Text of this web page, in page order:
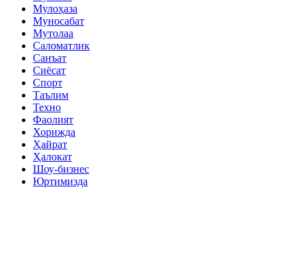
Мулоҳаза
Муносабат
Мутолаа
Саломатлик
Санъат
Сиёсат
Спорт
Таълим
Техно
Фаолият
Хорижда
Ҳайрат
Ҳалокат
Шоу-бизнес
Юртимизда